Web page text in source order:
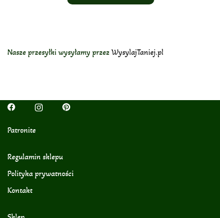
Nasze przesyłki wysyłamy przez WysylajTaniej.pl
Patronite
Regulamin sklepu
Polityka prywatności
Kontakt